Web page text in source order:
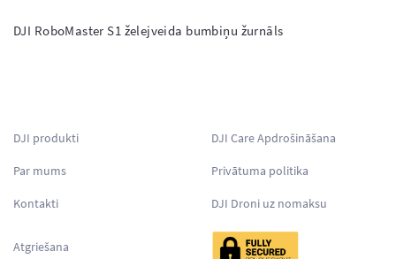
DJI RoboMaster S1 želejveida bumbiņu žurnāls
DJI produkti
Par mums
Kontakti
DJI Care Apdrošināšana
Privātuma politika
DJI Droni uz nomaksu
Atgriešana